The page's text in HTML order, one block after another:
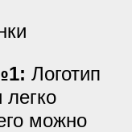
Логотип
можно